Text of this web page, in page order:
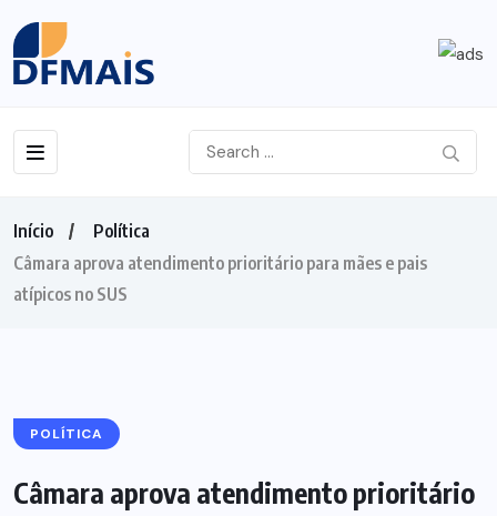
Início
Política
Câmara aprova atendimento prioritário para mães e pais
atípicos no SUS
POLÍTICA
Câmara aprova atendimento prioritário